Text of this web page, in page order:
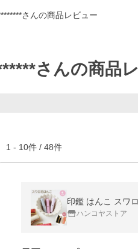
さんの商品レビュー
さんの商品
1 - 10件 / 48件
印鑑 はんこ スワ
ハンコヤストア